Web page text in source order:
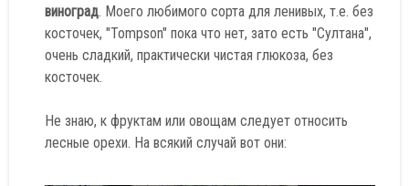
виноград . Моего любимого сорта для ленивых, т.е. без
косточек, "Tompson" пока что нет, зато есть "Султана",
очень сладкий, практически чистая глюкоза, без
косточек.
Не знаю, к фруктам или овощам следует относить
лесные орехи. На всякий случай вот они: